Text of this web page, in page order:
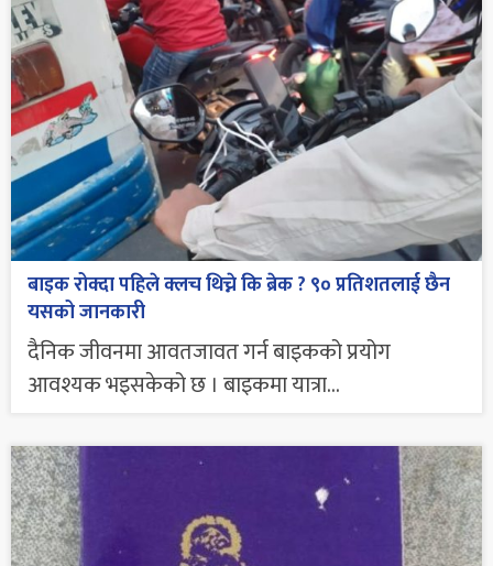
बाइक रोक्दा पहिले क्लच थिच्ने कि ब्रेक ? ९० प्रतिशतलाई छैन
यसको जानकारी
दैनिक जीवनमा आवतजावत गर्न बाइकको प्रयोग
आवश्यक भइसकेको छ । बाइकमा यात्रा...